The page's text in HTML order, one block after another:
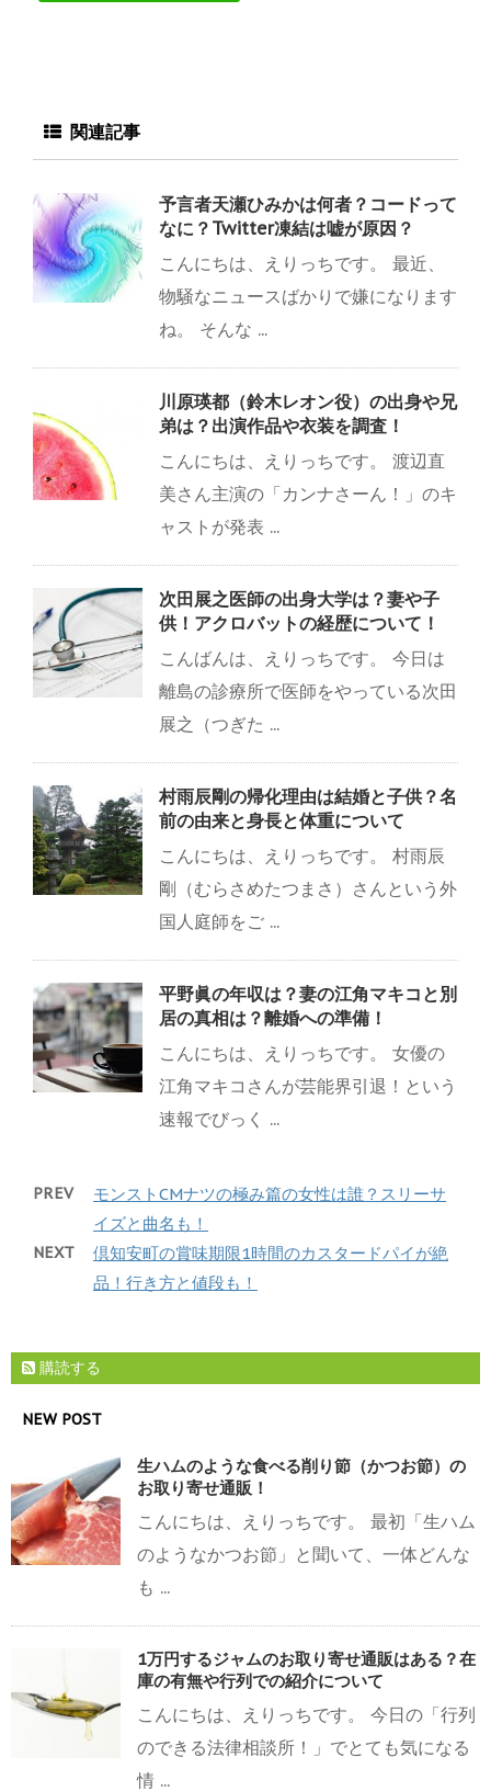
関連記事
予言者天瀬ひみかは何者？コードって
なに？Twitter凍結は嘘が原因？
こんにちは、えりっちです。 最近、
物騒なニュースばかりで嫌になります
ね。 そんな ...
川原瑛都（鈴木レオン役）の出身や兄
弟は？出演作品や衣装を調査！
こんにちは、えりっちです。 渡辺直
美さん主演の「カンナさーん！」のキ
ャストが発表 ...
次田展之医師の出身大学は？妻や子
供！アクロバットの経歴について！
こんばんは、えりっちです。 今日は
離島の診療所で医師をやっている次田
展之（つぎた ...
村雨辰剛の帰化理由は結婚と子供？名
前の由来と身長と体重について
こんにちは、えりっちです。 村雨辰
剛（むらさめたつまさ）さんという外
国人庭師をご ...
平野眞の年収は？妻の江角マキコと別
居の真相は？離婚への準備！
こんにちは、えりっちです。 女優の
江角マキコさんが芸能界引退！という
速報でびっく ...
PREV
モンストCMナツの極み篇の女性は誰？スリーサ
イズと曲名も！
NEXT
倶知安町の賞味期限1時間のカスタードパイが絶
品！行き方と値段も！
購読する
NEW POST
生ハムのような食べる削り節（かつお節）の
お取り寄せ通販！
こんにちは、えりっちです。 最初「生ハム
のようなかつお節」と聞いて、一体どんな
も ...
1万円するジャムのお取り寄せ通販はある？在
庫の有無や行列での紹介について
こんにちは、えりっちです。 今日の「行列
のできる法律相談所！」でとても気になる
情 ...